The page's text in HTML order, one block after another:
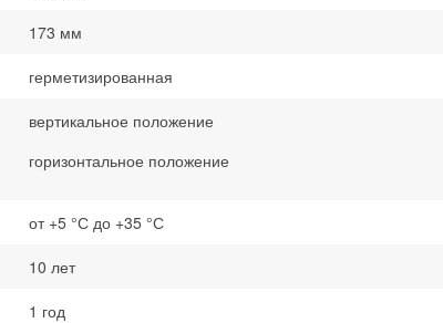
173 мм
герметизированная
вертикальное положение
горизонтальное положение
от +5 °С до +35 °С
10 лет
1 год